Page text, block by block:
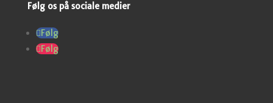
Følg os på sociale medier
Følg
Følg